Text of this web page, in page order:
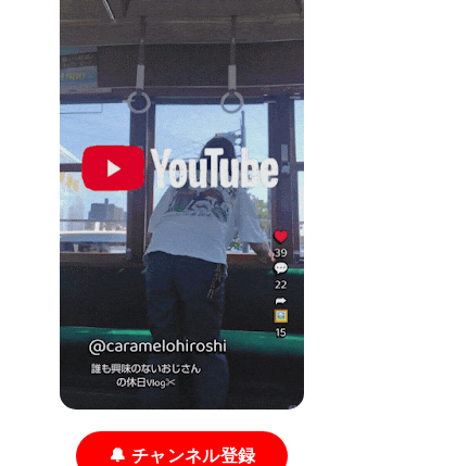
🔔 チャンネル登録